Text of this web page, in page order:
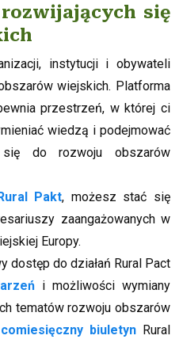
się
instytucji i obywateli
wiejskich. Platforma
przestrzeń, w której ci
wiedzą i podejmować
się do rozwoju obszarów
Pakt, możesz stać się
zaangażowanych w
Europy.
dostęp do działań Rural Pact
i możliwości wymiany
tematów rozwoju obszarów
comiesięczny biuletynRural